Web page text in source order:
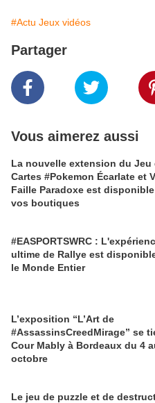
#Actu Jeux vidéos
Partager
Vous aimerez aussi
La nouvelle extension du Jeu
Cartes #Pokemon Écarlate et
Faille Paradoxe est
vos boutiques
#EASPORTSWRC : L'expérience
ultime de Rallye est
le Monde Entier
L’exposition “L’Art de
#AssassinsCreedMirage” se
Cour Mably à Bordeaux du 4
octobre
Le jeu de puzzle et de